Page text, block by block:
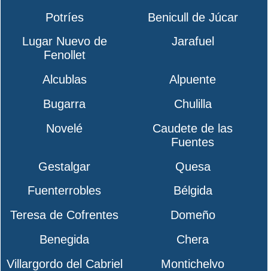
Potríes
Benicull de Júcar
Lugar Nuevo de
Fenollet
Jarafuel
Alcublas
Alpuente
Bugarra
Chulilla
Novelé
Caudete de las
Fuentes
Gestalgar
Quesa
Fuenterrobles
Bélgida
Teresa de Cofrentes
Domeño
Benegida
Chera
Villargordo del Cabriel
Montichelvo